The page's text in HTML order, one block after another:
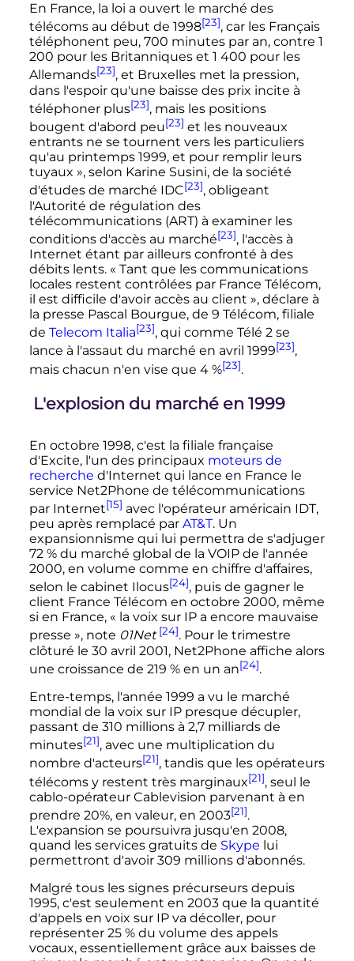
En France, la loi a ouvert le marché des
télécoms au début de 1998[23], car les Français
téléphonent peu, 700 minutes par an, contre 1
200 pour les Britanniques et 1 400 pour les
Allemands[23], et Bruxelles met la pression,
dans l'espoir qu'une baisse des prix incite à
téléphoner plus[23], mais les positions
bougent d'abord peu[23] et les nouveaux
entrants ne se tournent vers les particuliers
qu'au printemps 1999, et pour remplir leurs
tuyaux », selon Karine Susini, de la société
d'études de marché IDC[23], obligeant
l'Autorité de régulation des
télécommunications (ART) à examiner les
conditions d'accès au marché[23], l'accès à
Internet étant par ailleurs confronté à des
débits lents. « Tant que les communications
locales restent contrôlées par France Télécom,
il est difficile d'avoir accès au client », déclare à
la presse Pascal Bourgue, de 9 Télécom, filiale
de Telecom Italia[23], qui comme Télé 2 se
lance à l'assaut du marché en avril 1999[23],
mais chacun n'en vise que 4 %[23].
L'explosion du marché en 1999
En octobre 1998, c'est la filiale française
d'Excite, l'un des principaux moteurs de
recherche d'Internet qui lance en France le
service Net2Phone de télécommunications
par Internet[15] avec l'opérateur américain IDT,
peu après remplacé par AT&T. Un
expansionnisme qui lui permettra de s'adjuger
72 % du marché global de la VOIP de l'année
2000, en volume comme en chiffre d'affaires,
selon le cabinet Ilocus[24], puis de gagner le
client France Télécom en octobre 2000, même
si en France, « la voix sur IP a encore mauvaise
presse », note 01Net [24]. Pour le trimestre
clôturé le 30 avril 2001, Net2Phone affiche alors
une croissance de 219 % en un an[24].
Entre-temps, l'année 1999 a vu le marché
mondial de la voix sur IP presque décupler,
passant de 310 millions à 2,7 milliards de
minutes[21], avec une multiplication du
nombre d'acteurs[21], tandis que les opérateurs
télécoms y restent très marginaux[21], seul le
cablo-opérateur Cablevision parvenant à en
prendre 20%, en valeur, en 2003[21].
L'expansion se poursuivra jusqu'en 2008,
quand les services gratuits de Skype lui
permettront d'avoir 309 millions d'abonnés.
Malgré tous les signes précurseurs depuis
1995, c'est seulement en 2003 que la quantité
d'appels en voix sur IP va décoller, pour
représenter 25 % du volume des appels
vocaux, essentiellement grâce aux baisses de